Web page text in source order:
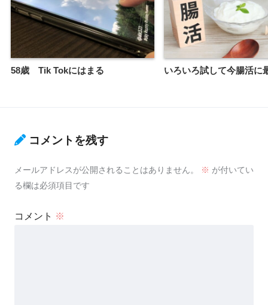
58歳 Tik Tokにはまる いろいろ試して今腸活に
コメントを残す
メールアドレスが公開されることはありません。 ※ が付いてい
る欄は必須項目です
コメント ※